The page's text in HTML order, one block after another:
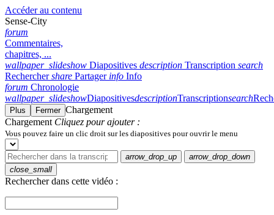
Accéder au contenu
Sense-City
forum
Commentaires,
chapitres, ...
wallpaper_slideshow Diapositives description Transcription search
Rechercher share Partager info Info
forum Chronologie
wallpaper_slideshowDiapositivesdescriptionTranscriptionsearch
Plus Fermer Chargement
Chargement Cliquez pour ajouter :
Vous pouvez faire un clic droit sur les diapositives pour ouvrir le menu
arrow_drop_up
arrow_drop_down
close_small
Rechercher dans cette vidéo :